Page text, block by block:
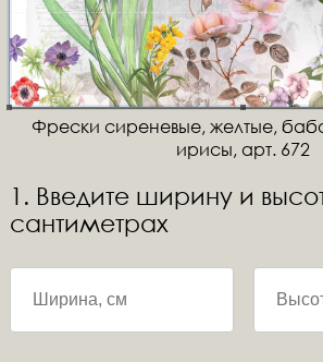
Фрески сиреневые, желтые,
ирисы, арт. 672
1. Введите ширину и
сантиметрах